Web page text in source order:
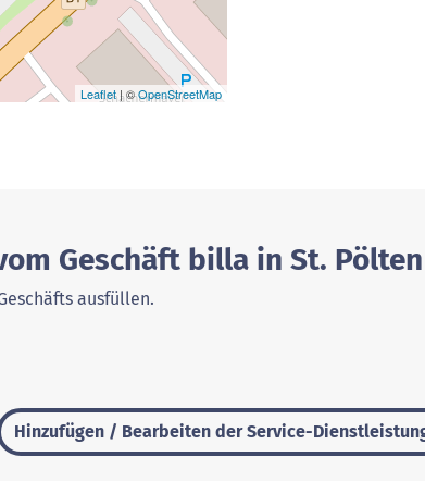
Leaflet| ©OpenStreetMap
Geschäft billa in St.
ausfüllen.
Hinzufügen / Bearbeiten der Service-